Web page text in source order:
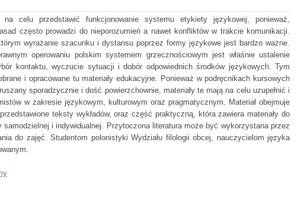
na celu przedstawić funkcjonowanie systemu etykiety językowej, ponieważ,
często prowadzi do nieporozumień a nawet konfliktów w trakcie komunikacji.
wyrażanie szacunku i dystansu poprzez formy językowe jest bardzo ważne.
operowaniu polskim systemem grzecznościowym jest właśnie ustalenie
kontaktu, wyczucie sytuacji i dobór odpowiednich środków językowych. Tym
i opracowane tu materiały edukacyjne. Ponieważ w podręcnikach kursowych
sporadzycznie i dość powierzchownie, materiały te mają na celu uzupełnić i
w zakresie językowym, kulturowym oraz pragmatycznym. Materiał obejmuje
teksty wykładów, oraz część praktyczną, która zawiera materiały do
samodzielnej i indywidualnej. Przytoczona literatura może być wykorzystana przez
do zajęć. Studentom polonistyki Wydziału filologii obcej, nauczycielom języka